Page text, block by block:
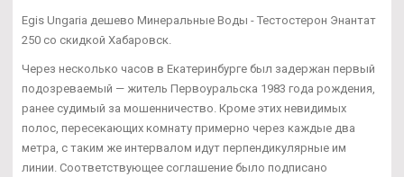
Egis Ungaria дешево Минеральные Воды - Тестостерон Энантат
250 со скидкой Хабаровск.
Через несколько часов в Екатеринбурге был задержан первый
подозреваемый — житель Первоуральска 1983 года рождения,
ранее судимый за мошенничество. Кроме этих невидимых
полос, пересекающих комнату примерно через каждые два
метра, с таким же интервалом идут перпендикулярные им
линии. Соответствующее соглашение было подписано